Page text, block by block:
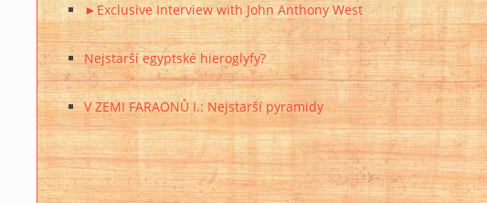
►Exclusive Interview with John Anthony West
Nejstarší egyptské hieroglyfy?
V ZEMI FARAONŮ I.: Nejstarší pyramidy